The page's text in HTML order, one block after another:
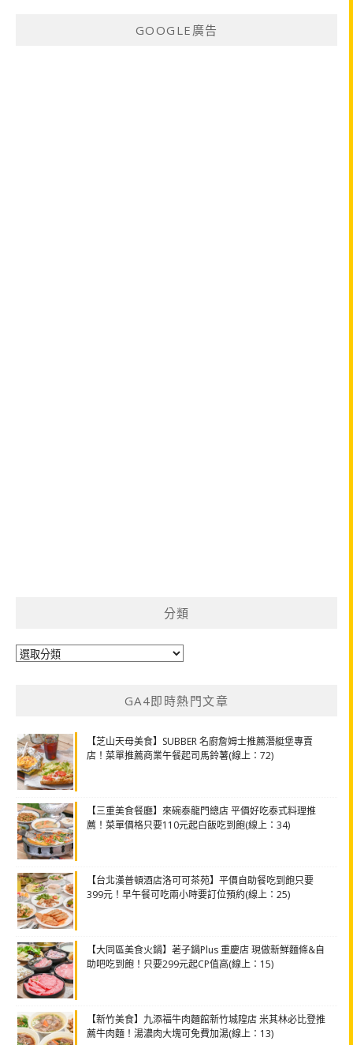
GOOGLE廣告
分類
分
GA4即時熱門文章
【芝山天母美食】SUBBER 名廚詹姆士推薦潛艇堡專賣
店！菜單推薦商業午餐起司馬鈴薯(線上：72)
【三重美食餐廳】來碗泰龍門總店 平價好吃泰式料理推
薦！菜單價格只要110元起白飯吃到飽(線上：34)
【台北漢普頓酒店洛可可茶苑】平價自助餐吃到飽只要
399元！早午餐可吃兩小時要訂位預約(線上：25)
【大同區美食火鍋】荖子鍋Plus 重慶店 現做新鮮麵條&自
助吧吃到飽！只要299元起CP值高(線上：15)
【新竹美食】九添福牛肉麵館新竹城隍店 米其林必比登推
薦牛肉麵！湯濃肉大塊可免費加湯(線上：13)